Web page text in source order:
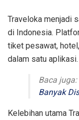
Traveloka menjadi
di Indonesia.
tiket pesawat,
dalam satu aplikasi.
Baca juga:
Banyak
Kelebihan utama